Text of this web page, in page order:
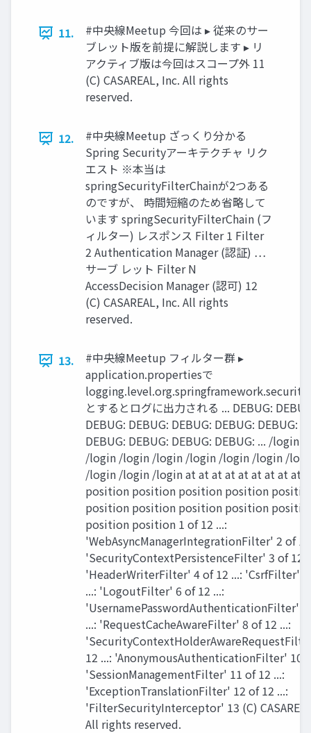
11.
#中央線Meetup 今回は ▸ 従来のサー
ブレット版を前提に解説します ▸ リ
アクティブ版は今回はスコープ外 11
(C) CASAREAL, Inc. All rights
reserved.
12.
#中央線Meetup ざっくり分かる
Spring Securityアーキテクチャ リク
エスト ※本当は
springSecurityFilterChainが2つある
のですが、 時間短縮のため省略して
います springSecurityFilterChain (フ
ィルター) レスポンス Filter 1 Filter
2 Authentication Manager (認証) …
サーブ レット Filter N
AccessDecision Manager (認可) 12
(C) CASAREAL, Inc. All rights
reserved.
13.
#中央線Meetup フィルター群 ▸
application.propertiesで
とするとログに出⼒される ... DEBUG:
DEBUG: DEBUG: DEBUG: DEBUG: DEBUG:
DEBUG: DEBUG: DEBUG: DEBUG: ... /login
/login /login /login /login /login /login /
/login /login /login at at at at at at at at at
position position position position
position position position position
position position 1 of 12 ...:
'WebAsyncManagerIntegrationFilter' 2 of
'SecurityContextPersistenceFilter' 3 of 12
'HeaderWriterFilter' 4 of 12 ...: 'CsrfFilter'
...: 'LogoutFilter' 6 of 12 ...:
'UsernamePasswordAuthenticationFilter' 7
...: 'RequestCacheAwareFilter' 8 of 12 ...:
12 ...: 'AnonymousAuthenticationFilter' 10
'SessionManagementFilter' 11 of 12 ...:
'ExceptionTranslationFilter' 12 of 12 ...:
'FilterSecurityInterceptor' 13 (C)
All rights reserved.